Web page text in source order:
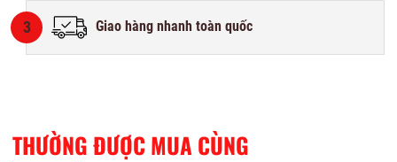
3 Giao hàng nhanh toàn quốc
THƯỜNG ĐƯỢC MUA CÙNG